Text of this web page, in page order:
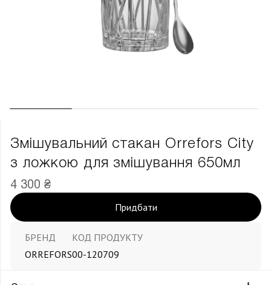
Змішувальний стакан Orrefors City
з ложкою для змішування 650мл
4 300 ₴
Придбати
БРЕНД
ORREFORS
КОД ПРОДУКТУ
00-120709